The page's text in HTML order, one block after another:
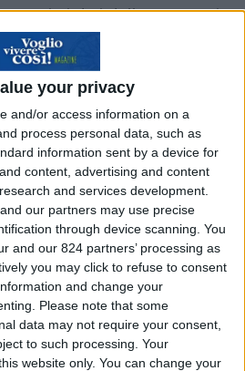
your privacy
and/or access information on a
process personal data, such as
information sent by a device for
content, advertising and content
and services development.
our partners may use precise
through device scanning. You
and our 824 partners’ processing as
you may click to refuse to consent
and change your
Please note that some
data may not require your consent,
to such processing. Your
website only. You can change your
i dati dell’INPS. Basti
16 milioni di prestazioni
dall’INPS, circa mezzo
a beneficiari residenti
così radicale, oltre
incidono anche fattori
soprattutto climatici, infatti
arzilli pensionati,
i posti caldi.
significa poter dedicare più
alle proprie passioni, quindi
un posto al caldo, in modo